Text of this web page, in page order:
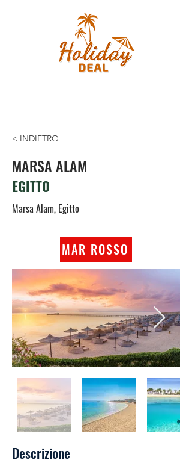
< INDIETRO
MARSA ALAM
EGITTO
Marsa Alam, Egitto
MAR ROSSO
Descrizione